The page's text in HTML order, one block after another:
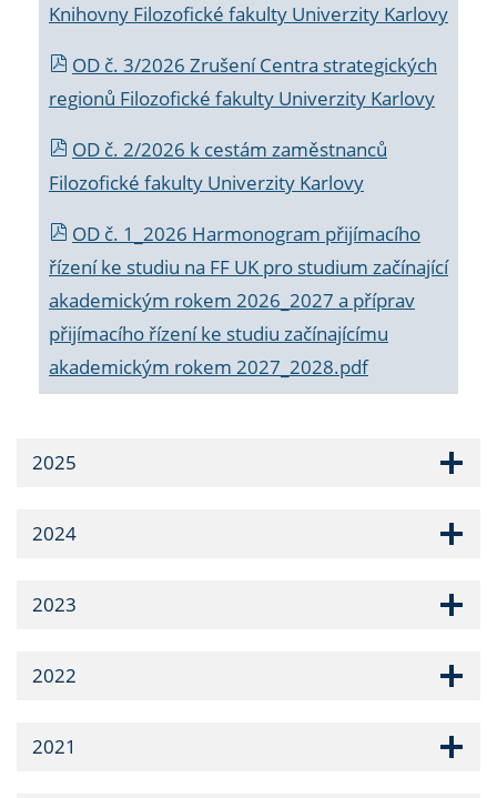
Knihovny Filozofické fakulty Univerzity Karlovy
OD č. 3/2026 Zrušení Centra strategických
regionů Filozofické fakulty Univerzity Karlovy
OD č. 2/2026 k cestám zaměstnanců
Filozofické fakulty Univerzity Karlovy
OD č. 1_2026 Harmonogram přijímacího
řízení ke studiu na FF UK pro studium začínající
akademickým rokem 2026_2027 a příprav
přijímacího řízení ke studiu začínajícímu
akademickým rokem 2027_2028.pdf
2025
2024
2023
2022
2021